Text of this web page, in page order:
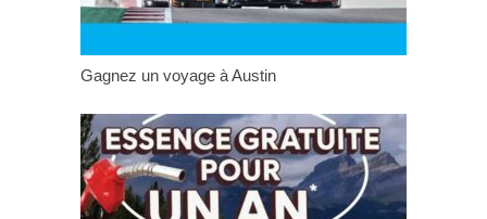
Gagnez un voyage à Austin